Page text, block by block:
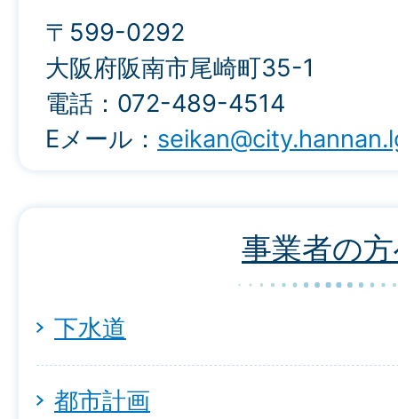
〒599-0292
大阪府阪南市尾崎町35-1
電話：072-489-4514
Eメール：
事業者の
下水道
都市計画